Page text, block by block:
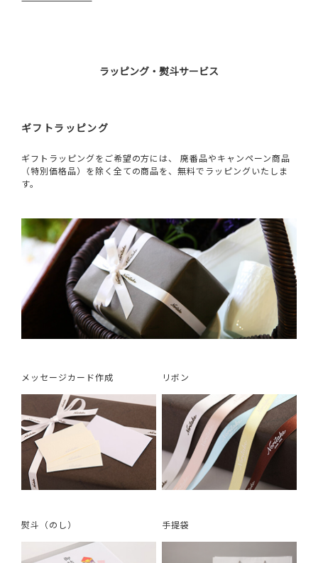
ラッピング・熨斗サービス
ギフトラッピング
ギフトラッピングをご希望の方には、 廃番品やキャンペーン商品
（特別価格品）を除く全ての商品を、無料でラッピングいたしま
す。
メッセージカード作成 リボン
熨斗（のし） 手提袋